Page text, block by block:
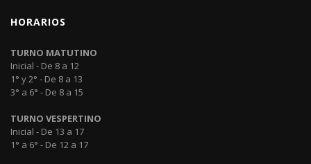
HORARIOS
TURNO MATUTINO
Inicial - De 8 a 12
1° y 2° - De 8 a 13
3° a 6° - De 8 a 15
TURNO VESPERTINO
Inicial - De 13 a 17
1° a 6° - De 12 a 17